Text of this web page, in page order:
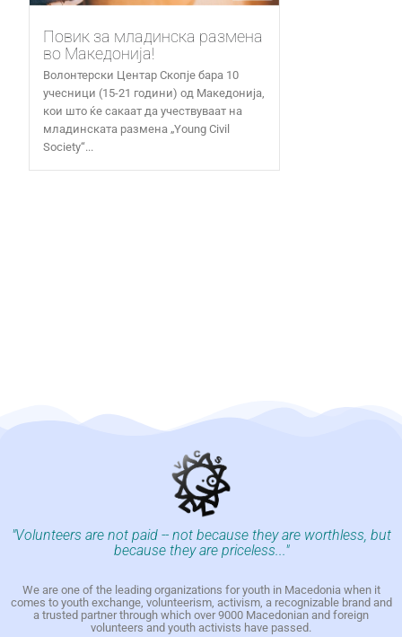
Повик за младинска размена
во Македонија!
Волонтерски Центар Скопје бара 10
учесници (15-21 години) од Македонија,
кои што ќе сакаат да учествуваат на
младинската размена „Young Civil
Society“...
"Volunteers are not paid -- not because they are worthless, but
because they are priceless..."
We are one of the leading organizations for youth in Macedonia when it
comes to youth exchange, volunteerism, activism, a recognizable brand and
a trusted partner through which over 9000 Macedonian and foreign
volunteers and youth activists have passed.